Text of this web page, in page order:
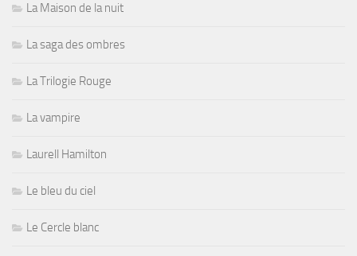
La Maison de la nuit
La saga des ombres
La Trilogie Rouge
La vampire
Laurell Hamilton
Le bleu du ciel
Le Cercle blanc